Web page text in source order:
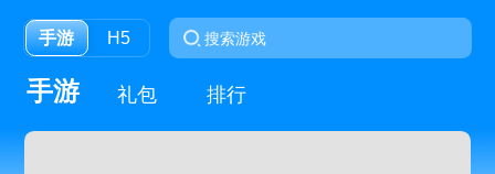
手游 H5
手游 礼包 排行